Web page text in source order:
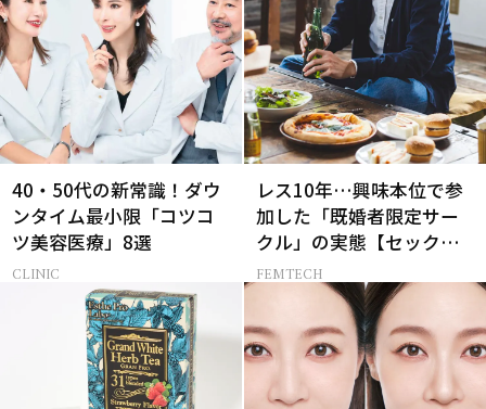
40・50代の新常識！ダウ
ンタイム最小限「コツコ
ツ美容医療」8選
CLINIC
レス10年…興味本位で参
加した「既婚者限定サー
クル」の実態【セックス
レス AND THE CITY -女た
ちの告白-】
FEMTECH